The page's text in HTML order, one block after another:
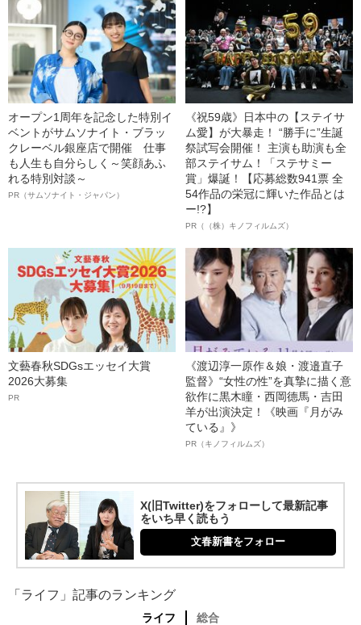
オープン1周年を記念した特別イ
ベントがサムソナイト・ブラッ
クレーベル銀座店で開催 仕事
も人生も自分らしく～笑顔あふ
れる特別対談～
PR（サムソナイト・ジャパン）
《祝59歳》日本中の【ステイサ
ム愛】が大暴走！ “勝手に”生誕
祭試写会開催！ 主演も助演も全
部ステイサム！「ステサミー
賞」爆誕！【応募総数941票 全
54作品の栄冠に輝いた作品とは
ー!?】
PR（（株）キノフィルムズ）
文藝春秋SDGsエッセイ大賞
2026大募集
PR
《渡辺淳一原作＆娘・渡邉直子
監督》“女性の性”を真摯に描く意
欲作に黒木瞳・西岡德馬・吉田
羊が出演決定！《映画『月がみ
ている』》
PR（キノフィルムズ）
X(旧Twitter)をフォローして最新記事
をいち早く読もう
文春新書をフォロー
「ライフ」記事のランキング
ライフ 総合